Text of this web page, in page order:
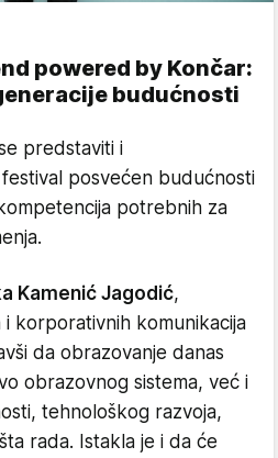
powered by Končar:
budućnosti
predstaviti i
posvećen budućnosti
potrebnih za
Kamenić Jagodić,
korporativnih komunikacija
da obrazovanje danas
obrazovnog sistema, već i
tehnološkog razvoja,
rada. Istakla je i da će